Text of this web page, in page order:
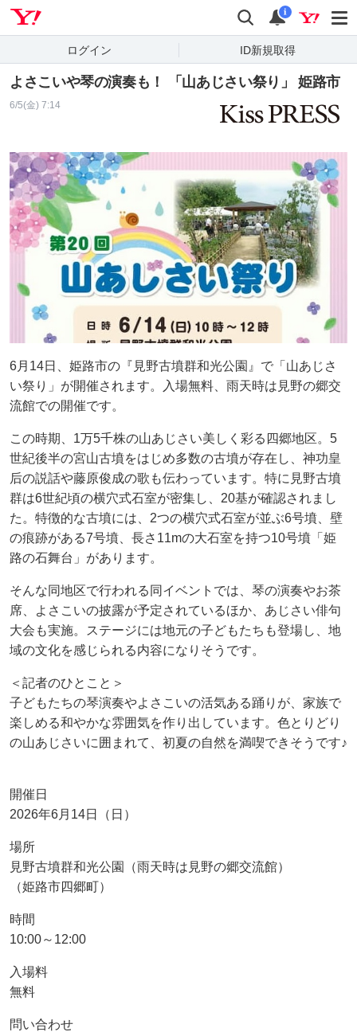
検索 通知
i
ログイン ID新規取得
よさこいや琴の演奏も！ 「山あじさい祭り」 姫路市
6/5(金) 7:14
6月14日、姫路市の『見野古墳群和光公園』で「山あじさ
い祭り」が開催されます。入場無料、雨天時は見野の郷交
流館での開催です。
この時期、1万5千株の山あじさい美しく彩る四郷地区。5
世紀後半の宮山古墳をはじめ多数の古墳が存在し、神功皇
后の説話や藤原俊成の歌も伝わっています。特に見野古墳
群は6世紀頃の横穴式石室が密集し、20基が確認されまし
た。特徴的な古墳には、2つの横穴式石室が並ぶ6号墳、壁
の痕跡がある7号墳、長さ11mの大石室を持つ10号墳「姫
路の石舞台」があります。
そんな同地区で行われる同イベントでは、琴の演奏やお茶
席、よさこいの披露が予定されているほか、あじさい俳句
大会も実施。ステージには地元の子どもたちも登場し、地
域の文化を感じられる内容になりそうです。
＜記者のひとこと＞
子どもたちの琴演奏やよさこいの活気ある踊りが、家族で
楽しめる和やかな雰囲気を作り出しています。色とりどり
の山あじさいに囲まれて、初夏の自然を満喫できそうです♪
開催日
2026年6月14日（日）
場所
見野古墳群和光公園（雨天時は見野の郷交流館）
（姫路市四郷町）
時間
10:00～12:00
入場料
無料
問い合わせ